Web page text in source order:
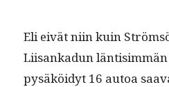
Eli eivät niin kuin
Liisankadun
pysäköidyt 16 autoa